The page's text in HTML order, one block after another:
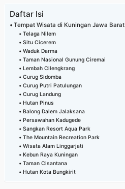
Daftar Isi
Tempat Wisata di Kuningan Jawa Barat
Telaga Nilem
Situ Cicerem
Waduk Darma
Taman Nasional Gunung Ciremai
Lembah Cilengkrang
Curug Sidomba
Curug Putri Patulungan
Curug Landung
Hutan Pinus
Balong Dalem Jalaksana
Persawahan Kadugede
Sangkan Resort Aqua Park
The Mountain Recreation Park
Wisata Alam Linggarjati
Kebun Raya Kuningan
Taman Cisantana
Hutan Kota Bungkirit